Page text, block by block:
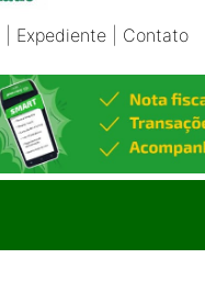
Expediente Contato